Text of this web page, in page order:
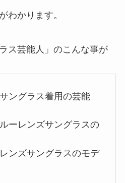
わかります。
ス芸能人」のこんな事が
ングラス着用の芸能
ーレンズサングラスの
ンズサングラスのモデ